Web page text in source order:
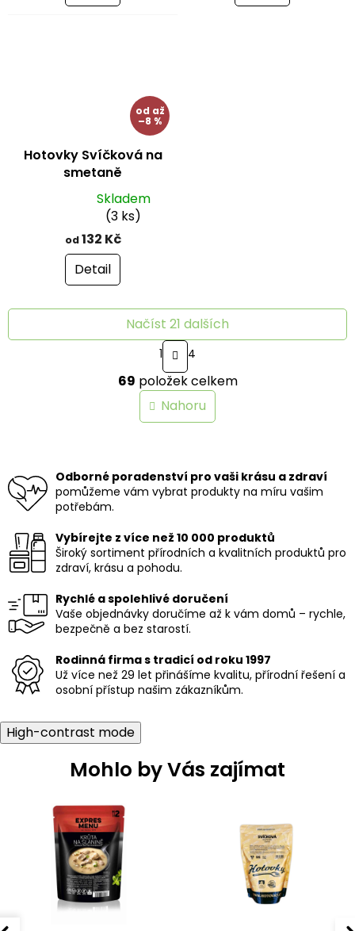
od až
–8 %
Hotovky Svíčková na
smetaně
produktu
5
Skladem
(3 ks)
od132 Kč
Detail
O
v
l
á
í
p
k
y
v
p
i
s
Načíst 21 dalších
S
t
r
á
n
k
o
í
1 4
69 položek celkem
Nahoru
Odborné poradenství pro vaši krásu a zdraví
pomůžeme vám vybrat produkty na míru vašim
potřebám.
Vybírejte z více než 10 000 produktů
Široký sortiment přírodních a kvalitních produktů pro
zdraví, krásu a pohodu.
Rychlé a spolehlivé doručení
Vaše objednávky doručíme až k vám domů – rychle,
bezpečně a bez starostí.
Rodinná firma s tradicí od roku 1997
Už více než 29 let přinášíme kvalitu, přírodní řešení a
osobní přístup našim zákazníkům.
High-contrast mode
Mohlo by Vás zajímat